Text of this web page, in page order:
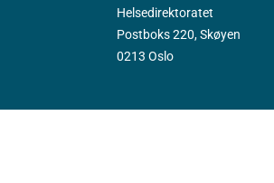
Helsedirektoratet
Postboks 220, Skøyen
0213 Oslo